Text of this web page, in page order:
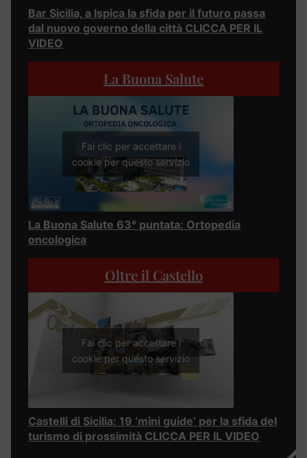
Bar Sicilia, a Ispica la sfida per il futuro passa
dal nuovo governo della città CLICCA PER IL
VIDEO
La Buona Salute
Fai clic per accettare i
cookie per questo servizio
La Buona Salute 63° puntata: Ortopedia
oncologica
Oltre il Castello
Fai clic per accettare i
cookie per questo servizio
Castelli di Sicilia: 19 ‘mini guide’ per la sfida del
turismo di prossimità CLICCA PER IL VIDEO